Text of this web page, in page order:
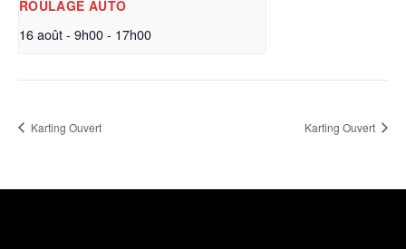
ROULAGE AUTO
16 août - 9h00- 17h00
Karting Ouvert Karting Ouvert